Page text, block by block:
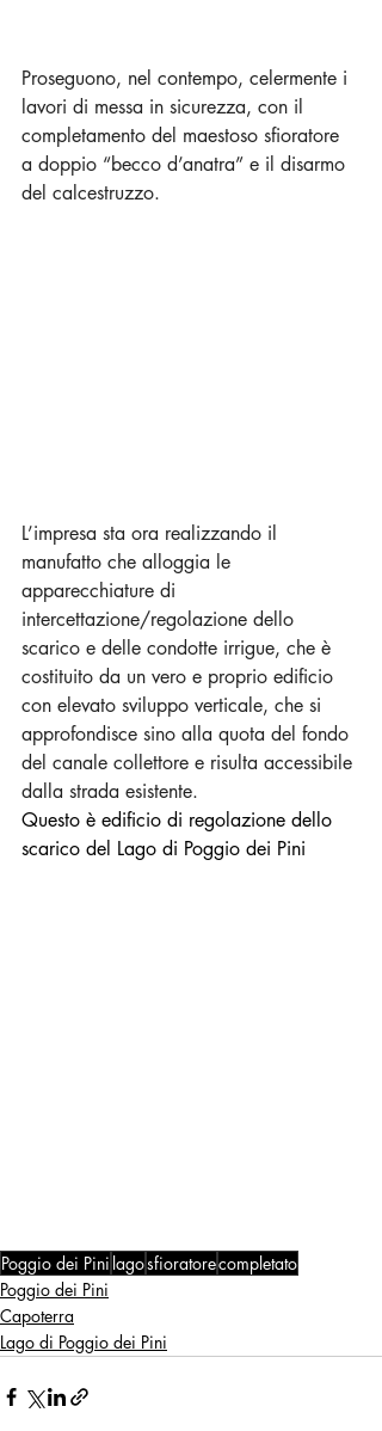
Proseguono, nel contempo, celermente i
lavori di messa in sicurezza, con il
completamento del maestoso sfioratore
a doppio “becco d’anatra” e il disarmo
del calcestruzzo.
L’impresa sta ora realizzando il
manufatto che alloggia le
apparecchiature di
intercettazione/regolazione dello
scarico e delle condotte irrigue, che è
costituito da un vero e proprio edificio
con elevato sviluppo verticale, che si
approfondisce sino alla quota del fondo
del canale collettore e risulta accessibile
dalla strada esistente.
Questo è edificio di regolazione dello
scarico del Lago di Poggio dei Pini
Poggio dei Pini lagosfioratorecompletato
Poggio dei Pini
Capoterra
Lago di Poggio dei Pini